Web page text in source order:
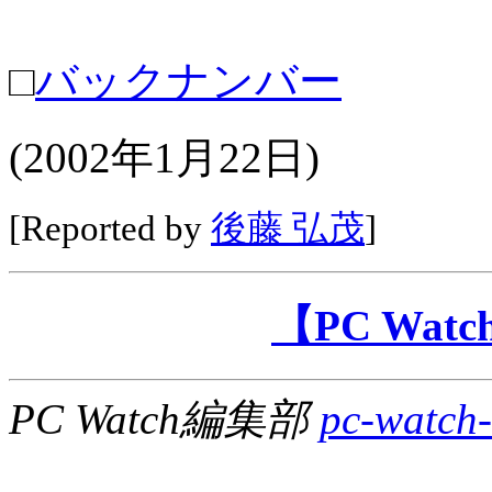
□バックナンバー
(2002年1月22日)
[Reported by 後藤 弘茂]
【PC
PC Watch編集部pc-